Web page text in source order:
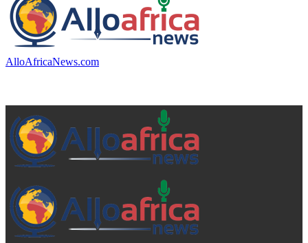
AlloAfricaNews.com